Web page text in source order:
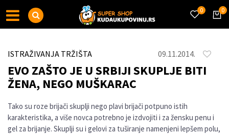
0
0
ISTRAŽIVANJA TRŽIŠTA 09.11.2014.
EVO ZAŠTO JE U SRBIJI SKUPLJE BITI
ŽENA, NEGO MUŠKARAC
Tako su roze brijači skuplji nego plavi brijači potpuno istih
karakteristika, a više novca potrebno je izdvojiti i za žensku penu i
gel za brijanje. Skuplji su i gelovi za tuširanje namenjeni lepšem polu,